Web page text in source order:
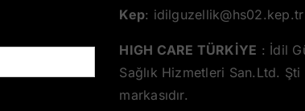
Kep: idilguzellik@hs02.kep.tr
HIGH CARE TÜRKİYE : İdil
Sağlık Hizmetleri San.Ltd.
markasıdır.